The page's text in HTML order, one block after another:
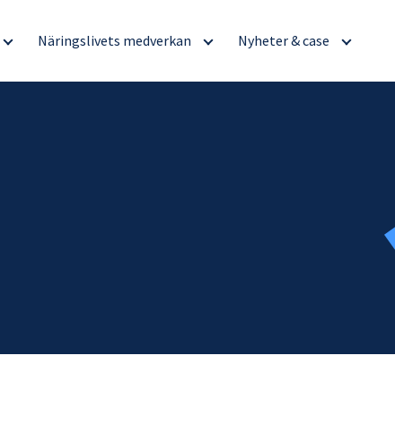
Näringslivets medverkan Nyheter & case